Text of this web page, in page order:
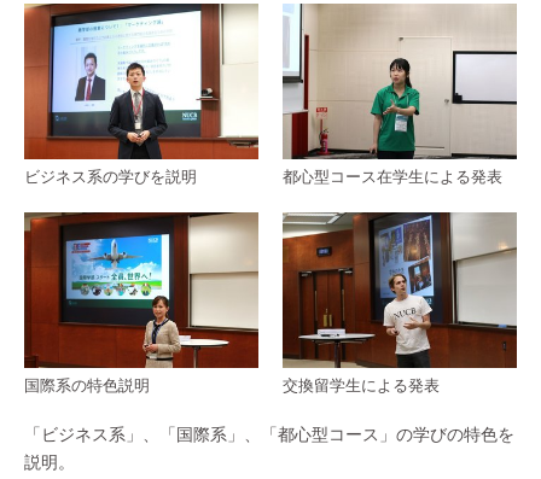
ビジネス系の学びを説明
国際系の特色説明
都心型コース在学生による発表
交換留学生による発表
「ビジネス系」、「国際系」、「都心型コース」の学びの特色を
説明。